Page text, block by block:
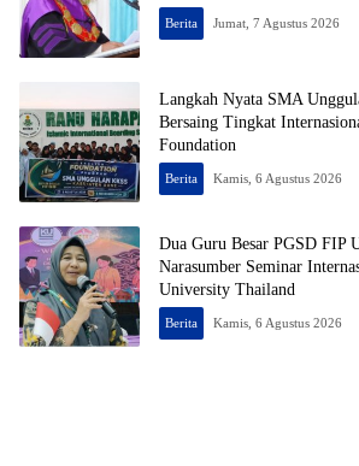
Berita Jumat, 7 Agustus 2026
Langkah Nyata SMA
Bersaing Tingkat
Foundation
Berita Kamis, 6 Agustus 2026
Dua Guru Besar PGSD FIP
Narasumber Seminar
University Thailand
Berita Kamis, 6 Agustus 2026